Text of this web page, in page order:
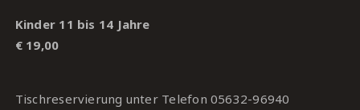
Kinder 11 bis 14 Jahre
€ 19,00
Tischreservierung unter Telefon 05632-96940